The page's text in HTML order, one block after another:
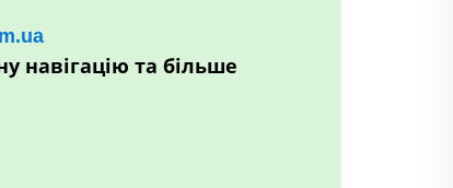
навігацію та більше